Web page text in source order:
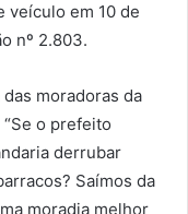
veículo em 10 de
nº 2.803.
moradoras da
o prefeito
derrubar
Saímos da
moradia melhor